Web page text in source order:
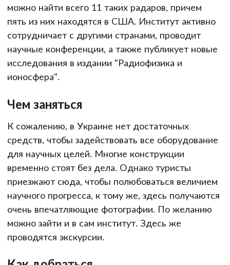
можно найти всего 11 таких радаров, причем
пять из них находятся в США. Институт активно
сотрудничает с другими странами, проводит
научные конференции, а также публикует новые
исследования в издании "Радиофизика и
ионосфера".
Чем заняться
К сожалению, в Украине нет достаточных
средств, чтобы задействовать все оборудование
для научных целей. Многие конструкции
временно стоят без дела. Однако туристы
приезжают сюда, чтобы полюбоваться величием
научного прогресса, к тому же, здесь получаются
очень впечатляющие фотографии. По желанию
можно зайти и в сам институт. Здесь же
проводятся экскурсии.